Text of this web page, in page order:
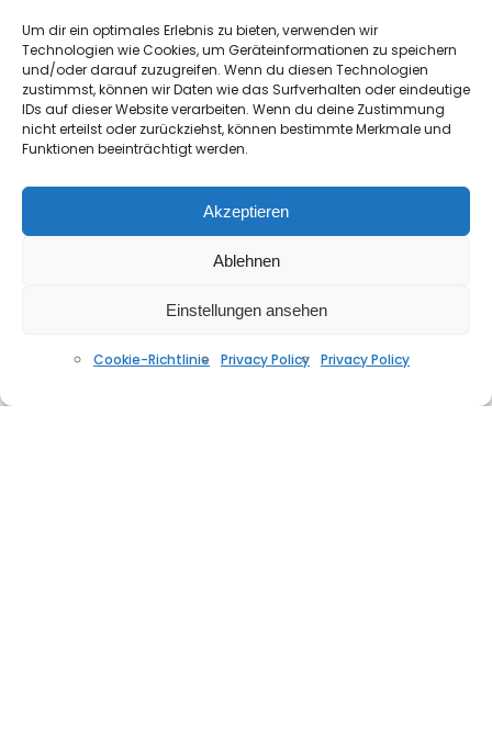
Um dir ein optimales Erlebnis zu bieten, verwenden wir
Technologien wie Cookies, um Geräteinformationen zu speichern
und/oder darauf zuzugreifen. Wenn du diesen Technologien
zustimmst, können wir Daten wie das Surfverhalten oder eindeutige
IDs auf dieser Website verarbeiten. Wenn du deine Zustimmung
nicht erteilst oder zurückziehst, können bestimmte Merkmale und
Funktionen beeinträchtigt werden.
Akzeptieren
Ablehnen
Einstellungen ansehen
Cookie-Richtlinie Privacy Policy Privacy Policy